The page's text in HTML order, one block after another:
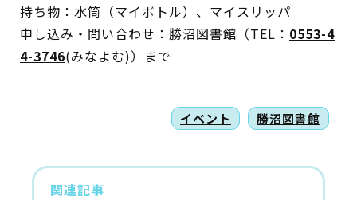
持ち物：水筒（マイボトル）、マイスリッパ
申し込み・問い合わせ：勝沼図書館（TEL： 0553-4
4-3746(みなよむ)）まで
イベント 勝沼図書館
関連記事